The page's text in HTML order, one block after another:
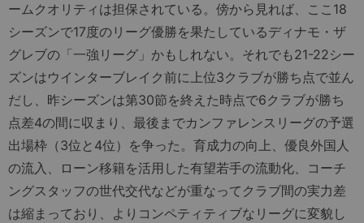
ームクオリティは担保されている。傍から見れば、ここ18
シーズンで17度のリーグ優勝を果たしているディナモ・ザ
グレブの「一強リーグ」かもしれない。それでも21-22シー
ズンはウインターブレイク前に上位3クラブが勝ち点で並ん
だし、昨シーズンは第30節を終えた時点で6クラブが勝ち
点差4の間に収まり、最後までカンファレンスリーグの予選
出場枠（3位と4位）を争った。育成力の向上、優良外国人
の流入、ローン移籍を活用した有望若手の流動化、コーチ
ングスタッフの世代交代などが重なってクラブ間の実力差
は縮まっており、よりコンペティティブなリーグに変貌し